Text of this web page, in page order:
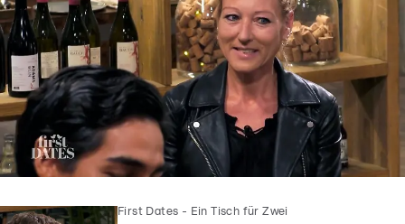
First Dates - Ein Tisch für Zwei
First Dates - Ein Tisch für Zwei